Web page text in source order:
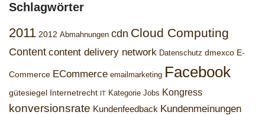
Schlagwörter
2011 2012 Abmahnungen cdn Cloud Computing
Content content delivery network Datenschutz dmexco E-
Commerce ECommerce emailmarketing Facebook
gütesiegel Internetrecht IT Kategorie Jobs Kongress
konversionsrate Kundenfeedback Kundenmeinungen